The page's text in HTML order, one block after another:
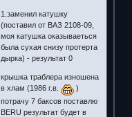
1.заменил катушку
(поставил от ВАЗ 2108-09,
моя катушка оказываеться
была сухая снизу протерта
дырка) - результат 0
крышка траблера изношена
в хлам (1986 г.в.
)
потрачу 7 баксов поставлю
BERU результат будет в